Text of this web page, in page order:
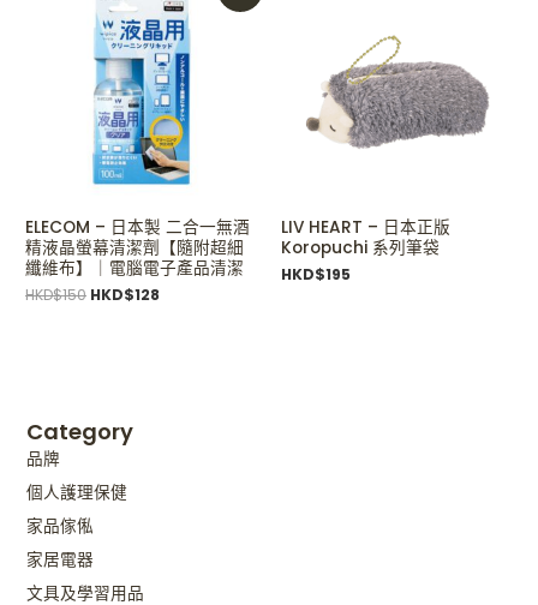
ELECOM – 日本製 二合一無酒
精液晶螢幕清潔劑【隨附超細
纖維布】｜電腦電子產品清潔
HKD$150
was:
HKD$150.
HKD$128
is:
HKD$128.
LIV HEART – 日本正版
Koropuchi 系列筆袋
HKD$195
Category
品牌
個人護理保健
家品傢俬
家居電器
文具及學習用品